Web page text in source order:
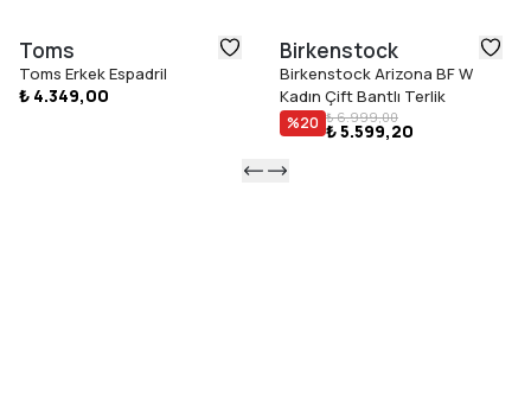
Toms
Toms Erkek Espadril
₺ 4.349,00
Birkenstock
Birkenstock Arizona BF W
Kadın Çift Bantlı Terlik
%20 ₺ 6.999,00
₺ 5.599,20